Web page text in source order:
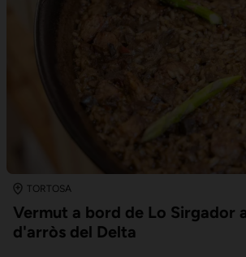
TORTOSA
Vermut a bord de Lo Sirgador
d'arròs del Delta